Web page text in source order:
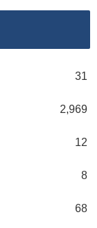
31
2,969
12
8
68